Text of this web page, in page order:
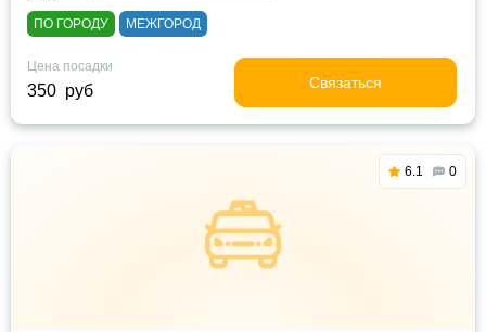
ПО ГОРОДУ МЕЖГОРОД
Цена посадки
350 руб Связаться
6.1 0